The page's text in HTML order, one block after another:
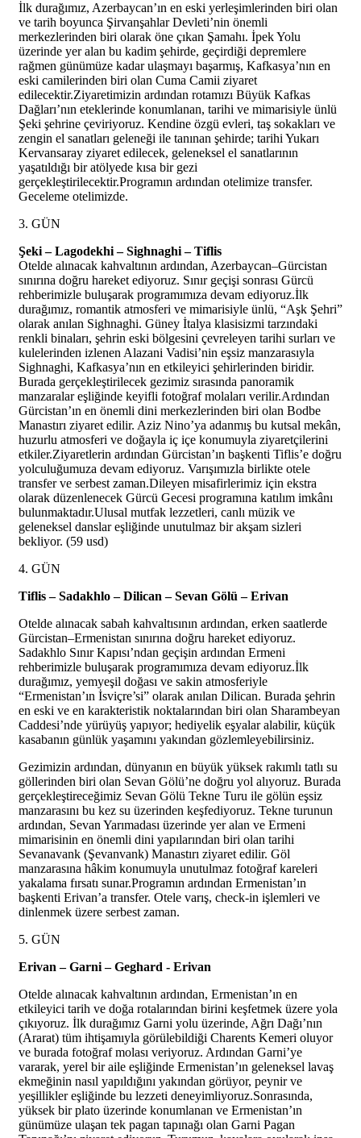
İlk durağımız, Azerbaycan’ın en eski yerleşimlerinden biri olan
ve tarih boyunca Şirvanşahlar Devleti’nin önemli
merkezlerinden biri olarak öne çıkan Şamahı. İpek Yolu
üzerinde yer alan bu kadim şehirde, geçirdiği depremlere
rağmen günümüze kadar ulaşmayı başarmış, Kafkasya’nın en
eski camilerinden biri olan Cuma Camii ziyaret
edilecektir.Ziyaretimizin ardından rotamızı Büyük Kafkas
Dağları’nın eteklerinde konumlanan, tarihi ve mimarisiyle ünlü
Şeki şehrine çeviriyoruz. Kendine özgü evleri, taş sokakları ve
zengin el sanatları geleneği ile tanınan şehirde; tarihi Yukarı
Kervansaray ziyaret edilecek, geleneksel el sanatlarının
yaşatıldığı bir atölyede kısa bir gezi
gerçekleştirilecektir.Programın ardından otelimize transfer.
Geceleme otelimizde.
3. GÜN
Şeki – Lagodekhi – Sighnaghi – Tiflis
Otelde alınacak kahvaltının ardından, Azerbaycan–Gürcistan
sınırına doğru hareket ediyoruz. Sınır geçişi sonrası Gürcü
rehberimizle buluşarak programımıza devam ediyoruz.İlk
durağımız, romantik atmosferi ve mimarisiyle ünlü, “Aşk Şehri”
olarak anılan Sighnaghi. Güney İtalya klasisizmi tarzındaki
renkli binaları, şehrin eski bölgesini çevreleyen tarihi surları ve
kulelerinden izlenen Alazani Vadisi’nin eşsiz manzarasıyla
Sighnaghi, Kafkasya’nın en etkileyici şehirlerinden biridir.
Burada gerçekleştirilecek gezimiz sırasında panoramik
manzaralar eşliğinde keyifli fotoğraf molaları verilir.Ardından
Gürcistan’ın en önemli dini merkezlerinden biri olan Bodbe
Manastırı ziyaret edilir. Aziz Nino’ya adanmış bu kutsal mekân,
huzurlu atmosferi ve doğayla iç içe konumuyla ziyaretçilerini
etkiler.Ziyaretlerin ardından Gürcistan’ın başkenti Tiflis’e doğru
yolculuğumuza devam ediyoruz. Varışımızla birlikte otele
transfer ve serbest zaman.Dileyen misafirlerimiz için ekstra
olarak düzenlenecek Gürcü Gecesi programına katılım imkânı
bulunmaktadır.Ulusal mutfak lezzetleri, canlı müzik ve
geleneksel danslar eşliğinde unutulmaz bir akşam sizleri
bekliyor. (59 usd)
4. GÜN
Tiflis – Sadakhlo – Dilican – Sevan Gölü – Erivan
Otelde alınacak sabah kahvaltısının ardından, erken saatlerde
Gürcistan–Ermenistan sınırına doğru hareket ediyoruz.
Sadakhlo Sınır Kapısı’ndan geçişin ardından Ermeni
rehberimizle buluşarak programımıza devam ediyoruz.İlk
durağımız, yemyeşil doğası ve sakin atmosferiyle
“Ermenistan’ın İsviçre’si” olarak anılan Dilican. Burada şehrin
en eski ve en karakteristik noktalarından biri olan Sharambeyan
Caddesi’nde yürüyüş yapıyor; hediyelik eşyalar alabilir, küçük
kasabanın günlük yaşamını yakından gözlemleyebilirsiniz.
Gezimizin ardından, dünyanın en büyük yüksek rakımlı tatlı su
göllerinden biri olan Sevan Gölü’ne doğru yol alıyoruz. Burada
gerçekleştireceğimiz Sevan Gölü Tekne Turu ile gölün eşsiz
manzarasını bu kez su üzerinden keşfediyoruz. Tekne turunun
ardından, Sevan Yarımadası üzerinde yer alan ve Ermeni
mimarisinin en önemli dini yapılarından biri olan tarihi
Sevanavank (Şevanvank) Manastırı ziyaret edilir. Göl
manzarasına hâkim konumuyla unutulmaz fotoğraf kareleri
yakalama fırsatı sunar.Programın ardından Ermenistan’ın
başkenti Erivan’a transfer. Otele varış, check-in işlemleri ve
dinlenmek üzere serbest zaman.
5. GÜN
Erivan – Garni – Geghard - Erivan
Otelde alınacak kahvaltının ardından, Ermenistan’ın en
etkileyici tarih ve doğa rotalarından birini keşfetmek üzere yola
çıkıyoruz. İlk durağımız Garni yolu üzerinde, Ağrı Dağı’nın
(Ararat) tüm ihtişamıyla görülebildiği Charents Kemeri oluyor
ve burada fotoğraf molası veriyoruz. Ardından Garni’ye
vararak, yerel bir aile eşliğinde Ermenistan’ın geleneksel lavaş
ekmeğinin nasıl yapıldığını yakından görüyor, peynir ve
yeşillikler eşliğinde bu lezzeti deneyimliyoruz.Sonrasında,
yüksek bir plato üzerinde konumlanan ve Ermenistan’ın
günümüze ulaşan tek pagan tapınağı olan Garni Pagan